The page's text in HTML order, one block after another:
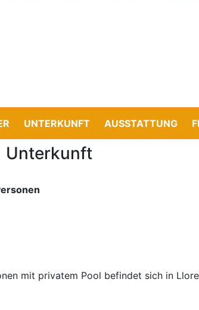
UNTERKUNFT AUSSTATTUNG
Unterkunft
mit privatem Pool befindet sich in